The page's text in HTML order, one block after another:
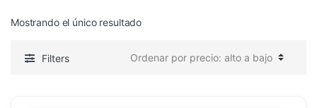
Mostrando el único resultado
Filters